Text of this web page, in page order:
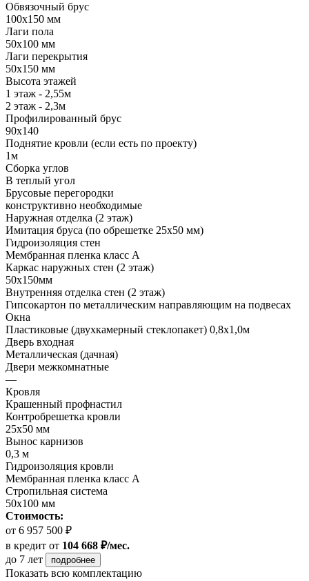
Обвязочный брус
100х150 мм
Лаги пола
50х100 мм
Лаги перекрытия
50х150 мм
Высота этажей
1 этаж - 2,55м
2 этаж - 2,3м
Профилированный брус
90х140
Поднятие кровли (если есть по проекту)
1м
Сборка углов
В теплый угол
Брусовые перегородки
конструктивно необходимые
Наружная отделка (2 этаж)
Имитация бруса (по обрешетке 25х50 мм)
Гидроизоляция стен
Мембранная пленка класс А
Каркас наружных стен (2 этаж)
50х150мм
Внутренняя отделка стен (2 этаж)
Гипсокартон по металлическим направляющим на подвесах
Окна
Пластиковые (двухкамерный стеклопакет) 0,8х1,0м
Дверь входная
Металлическая (дачная)
Двери межкомнатные
—
Кровля
Крашенный профнастил
Контробрешетка кровли
25х50 мм
Вынос карнизов
0,3 м
Гидроизоляция кровли
Мембранная пленка класс А
Стропильная система
50х100 мм
Стоимость:
от 6 957 500 ₽
в кредит от 104 668 ₽/мес.
до 7 лет
подробнее
Показать всю комплектацию